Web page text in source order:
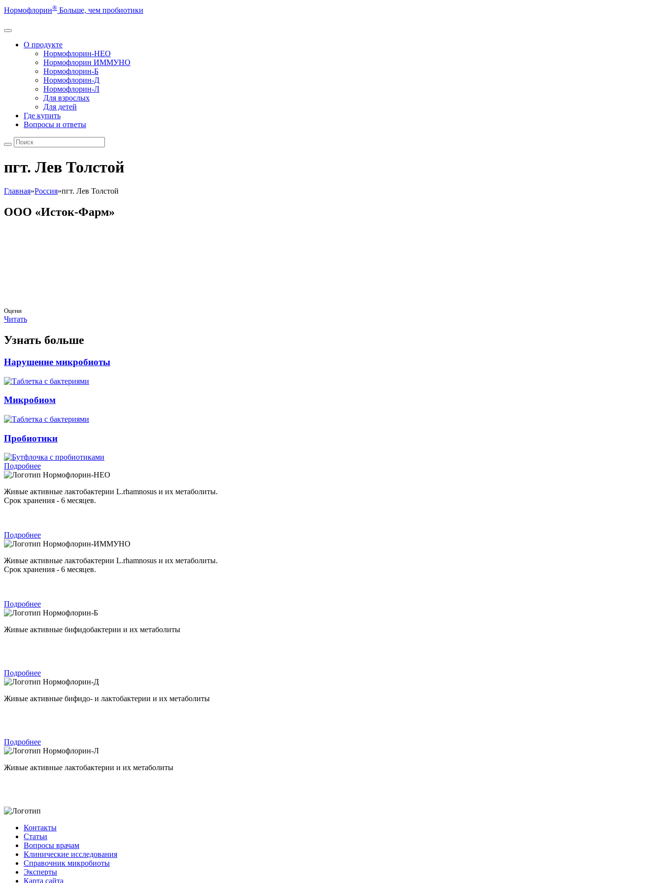
Нормофлорин® Больше, чем пробиотики
О продукте
Нормофлорин-НЕО
Нормофлорин ИММУНО
Нормофлорин-Б
Нормофлорин-Д
Нормофлорин-Л
Для взрослых
Для детей
Где купить
Вопросы и ответы
пгт. Лев Толстой
Главная»Россия»пгт. Лев Толстой
ООО «Исток-Фарм»
Оцени
Читать
Узнать больше
Нарушение микробиоты
Микробиом
Пробиотики
Подробнее
Нормофлорин-НЕО
Живые активные лактобактерии L.rhamnosus и их метаболиты.
Срок хранения - 6 месяцев.
Подробнее
Нормофлорин-ИММУНО
Живые активные лактобактерии L.rhamnosus и их метаболиты.
Срок хранения - 6 месяцев.
Подробнее
Нормофлорин-Б
Живые активные бифидобактерии и их метаболиты
Подробнее
Нормофлорин-Д
Живые активные бифидо- и лактобактерии и их метаболиты
Подробнее
Нормофлорин-Л
Живые активные лактобактерии и их метаболиты
Контакты
Статьи
Вопросы врачам
Клинические исследования
Справочник микробиоты
Эксперты
Карта сайта